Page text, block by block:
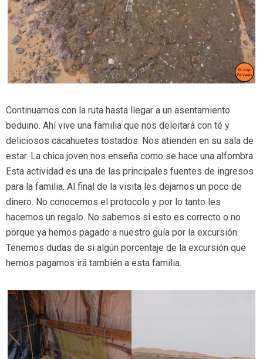
Continuamos con la ruta hasta llegar a un asentamiento
beduino. Ahí vive una familia que nos deleitará con té y
deliciosos cacahuetes tostados. Nos atienden en su sala de
estar. La chica joven nos enseña como se hace una alfombra.
Esta actividad es una de las principales fuentes de ingresos
para la familia. Al final de la visita les dejamos un poco de
dinero. No conocemos el protocolo y por lo tanto les
hacemos un regalo. No sabemos si esto es correcto o no
porque ya hemos pagado a nuestro guía por la excursión.
Tenemos dudas de si algún porcentaje de la excursión que
hemos pagamos irá también a esta familia.